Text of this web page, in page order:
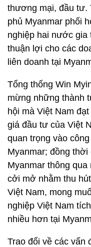
thương mại, đầu tư.
phủ Myanmar phối
nghiệp hai nước gia
thuận lợi cho các
liên doanh tại
Tổng thống Win
mừng những thành
hội mà Việt Nam
giá đầu tư của Việt
quan trọng vào
Myanmar; đồng
Myanmar thông
cởi mở nhằm thu
Việt Nam, mong
nghiệp Việt Nam
nhiều hơn tại
Trao đổi về các vấn